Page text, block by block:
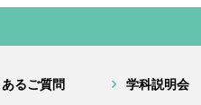
るご質問 学科説明会